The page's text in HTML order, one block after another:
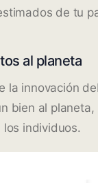
de tu
al planeta
la innovación
bien al planeta,
los individuos.